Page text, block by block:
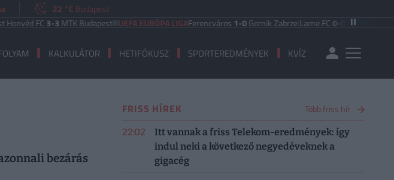
22 °C Budapest
FC3-3 MTK Budapest UEFA EURÓPA LIGAFerencváros1-0 Gornik Zabrze|Larne FC0-0 FC Iberia 1999
KALKULÁTOR HETIFÓKUSZ SPORTEREDMÉNYEK KVÍZ
bezárás
FRISS HÍREK Több friss hír
22:02
Itt vannak a friss Telekom-eredmények: így
indul neki a következő negyedéveknek a
gigacég